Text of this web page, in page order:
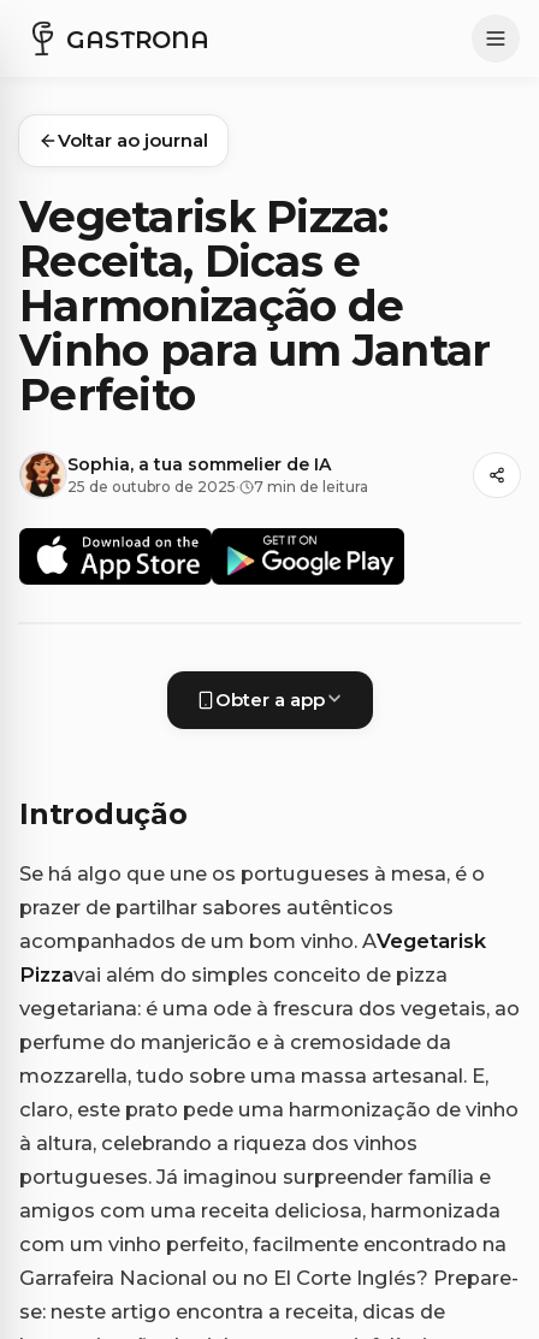
GASTRONA
Voltar ao journal
Vegetarisk Pizza:
Receita, Dicas e
Harmonização de
Vinho para um Jantar
Perfeito
Sophia, a tua sommelier de IA
25 de outubro de 2025· 7 min de leitura
Obter a app
Introdução
Se há algo que une os portugueses à mesa, é o
prazer de partilhar sabores autênticos
acompanhados de um bom vinho. AVegetarisk
Pizzavai além do simples conceito de pizza
vegetariana: é uma ode à frescura dos vegetais, ao
perfume do manjericão e à cremosidade da
mozzarella, tudo sobre uma massa artesanal. E,
claro, este prato pede uma harmonização de vinho
à altura, celebrando a riqueza dos vinhos
portugueses. Já imaginou surpreender família e
amigos com uma receita deliciosa, harmonizada
com um vinho perfeito, facilmente encontrado na
Garrafeira Nacional ou no El Corte Inglés? Prepare-
se: neste artigo encontra a receita, dicas de